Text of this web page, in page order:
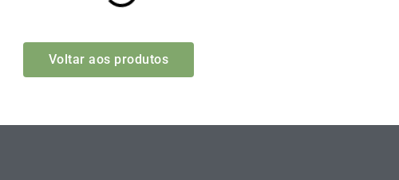
Voltar aos produtos